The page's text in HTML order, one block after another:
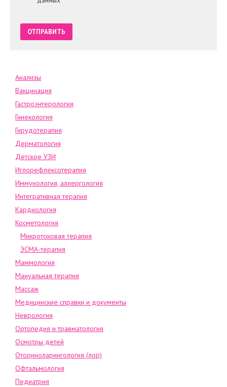
Анализы
Вакцинация
Гастроэнтерология
Гинекология
Гирудотерапия
Дерматология
Детское УЗИ
Иглорефлексотерапия
Иммунология, аллергология
Интегративная терапия
Кардиология
Косметология
Микротоковая терапия
ЭСМА-терапия
Маммология
Мануальная терапия
Массаж
Медицинские справки и документы
Неврология
Ортопедия и травматология
Осмотры детей
Оториноларингология (лор)
Офтальмология
Педиатрия